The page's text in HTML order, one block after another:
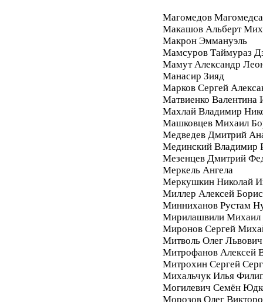
Магомедов
Макашов Альберт
Макрон Эммануэль
Мамсуров Таймураз
Мамут Александр
Манасир Зияд
Марков Сергей
Матвиенко Валентина
Махлай Владимир
Машковцев Михаил
Медведев Дмитрий
Мединский Владимир
Мезенцев Дмитрий
Меркель Ангела
Меркушкин Николай
Миллер Алексей
Минниханов Рустам
Мирилашвили Михаил
Миронов Сергей
Митволь Олег Львович
Митрофанов Алексей
Митрохин Сергей
Михальчук Илья
Могилевич Семён
Морозов Олег